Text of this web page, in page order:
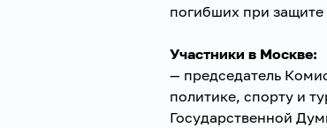
погибших при защите
Участники в Москве:
— председатель
политике, спорту и
Государственной